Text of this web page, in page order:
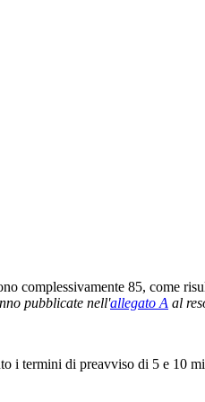
complessivamente 85, come
pubblicate nell'allegato A al
i termini di preavviso di 5 e 10